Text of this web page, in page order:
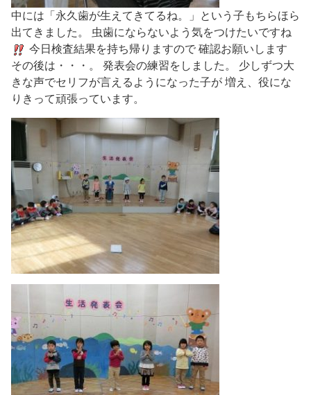
中には「永久歯が生えてきてるね。」という子もちらほら
出てきました。 虫歯にならないよう気をつけたいですね
今日検査結果を持ち帰りますので 確認お願いします
その後は・・・。 発表会の練習をしました。 少しずつ大
きな声でセリフが言えるようになった子が 増え、役にな
りきって頑張っています。